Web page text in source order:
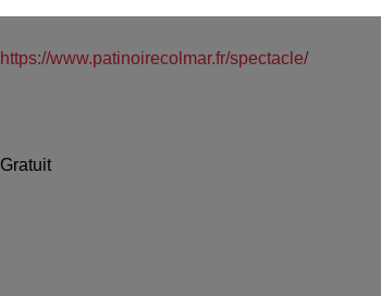
https://www.patinoirecolmar.fr/spectacle/
Gratuit